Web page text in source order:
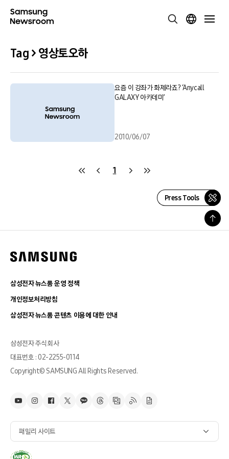
Tag > 영상토오하
요즘 이 강좌가 화제라죠? ‘Anycall
GALAXY 아카데미’
2010/06/07
1
Press Tools
삼성전자 뉴스룸 운영 정책
개인정보처리방침
삼성전자 뉴스룸 콘텐츠 이용에 대한 안내
삼성전자 주식회사
대표번호 : 02-2255-0114
Copyright© SAMSUNG All Rights Reserved.
패밀리 사이트